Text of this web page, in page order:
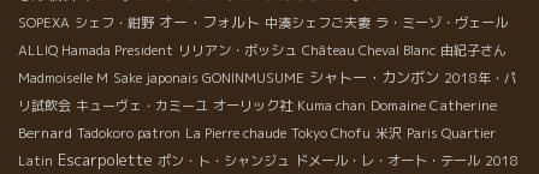
う。 人間関係を大切にしながら本然的な関係で成り立っていた自
然派の中に、いわゆる普通のビジネスの分野の人達が参入してき
たと云える。 造り手も、販売する人も、飲む人も、人間的である
こと、人間としての生き方の哲学が大切な時代がやって来たと云
える。 利益至上主義のビジネスの仕組みに流れていくと、この自
然派の流れの“純”な大切な部分が無くなっていくだろう。 どのワ
SOPEXA シェフ・紺野 オー・フォルト 中湊シェフご夫妻 ラ・ミーゾ・ヴェール
ALLIQ Hamada President リリアン・ボッシュ Château Cheval Blanc 由紀子さん
Madmoiselle M Sake japonais GONINMUSUME シャトー・カンボン 2018年・パ
リ試飲会 キューヴェ・カミーユ オーリック社 Kuma chan Domaine Catherine
Bernard Tadokoro patron La Pierre chaude Tokyo Chofu 米沢 Paris Quartier
Latin Escarpolette ポン・ト・シャンジュ ドメール・レ・オート・テール 2018